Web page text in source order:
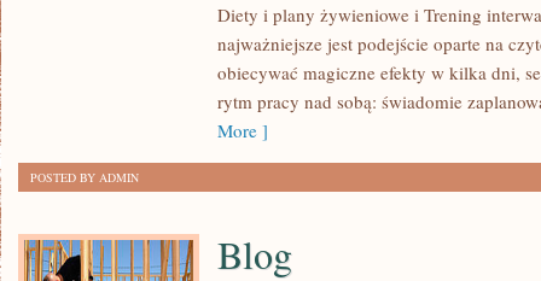
Diety i plany żywieniowe i Trening
najważniejsze jest podejście oparte na
obiecywać magiczne efekty w kilka dni,
rytm pracy nad sobą: świadomie
More ]
POSTED BY ADMIN
Blog